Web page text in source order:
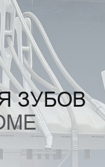
ЗУБОВ